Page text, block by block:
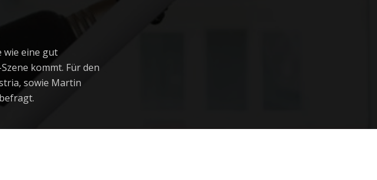
wie eine gut
kommt. Für den
sowie Martin